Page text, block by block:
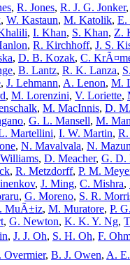
, R. Jones, R. J. G. Jonker,
, W. Kastaun, M. Katolik, E.
, I. Khan, S. Khan, Z.
, R. Kirchhoff, J. S.
, D. B. Kozak, C.
, B. Lantz, R. K. Lanza,
, J. Lehmann, A. Lenon, M.
, M. Lorenzini, V. Loriette,
, M. MacInnis, D.
, G. L. Mansell, M.
Martellini, I. W. Martin,
, N. Mavalvala, N.
, D. Meacher, G. D.
, R. Metzdorff, P. M.
, J. Ming, C. Mishra,
, G. Moreno, S. R.
MuÃ±iz, M. Muratore, P.
, G. Newton, K. K. Y. Ng,
, J. J. Oh, S. H. Oh, F.
Overmier, B. J. Owen, A.